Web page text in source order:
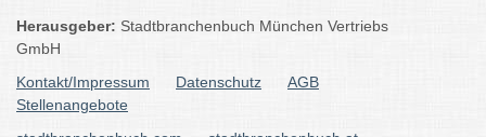
Herausgeber: Stadtbranchenbuch München Vertriebs
GmbH
Kontakt/Impressum
Datenschutz
AGB
Stellenangebote